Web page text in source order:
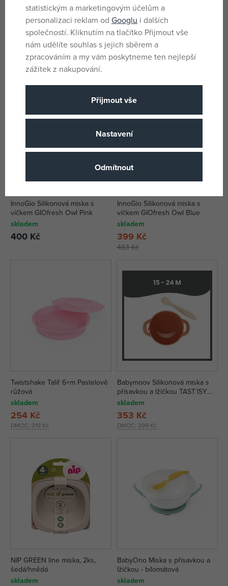
Canpol babies Melaminová
miska s přísavkou EXOTIC
ANIMALS 270ml tyrkysová
skladem
DMOC:209 Kč
169 Kč
BabyOno Miska s přísavkou a
lžičkou - šedá
skladem
137 Kč
InnoGio Silikonová miska s
víčkem GIOfresh Owl Pink
skladem
400 Kč
-17%
InnoGio Silikonová miska s
víčkem GIOfresh Owl Blue
skladem
483 Kč
399 Kč
Twistshake Talíř 6+m Pastelově
růžová
skladem
DMOC: 319 Kč
254 Kč
Babymoov Silikonová miska s
přísavkou a lžičkou TAST´ISY
KIT Fox
skladem
DMOC: 399 Kč
353 Kč
NIP GREEN line miska, 2ks,
šedá/hnědá
skladem
BabyOno Miska s přísavkou a
lžičkou - bílomátová
skladem
statistickým a marketingovým účelům a
personalizaci reklam od Googlu i dalších
společností. Kliknutím na tlačítko Přijmout vše
nám udělíte souhlas s jejich sběrem a
zpracováním a my vám poskytneme ten nejlepší
zážitek z nakupování.
Přijmout vše
Nastavení
Odmítnout